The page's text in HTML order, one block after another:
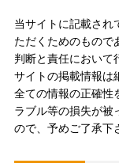
当サイトに記載され
ただくためのもので
判断と責任において
サイトの掲載情報は
全ての情報の正確性
ラブル等の損失が被
ので、予めご了承下